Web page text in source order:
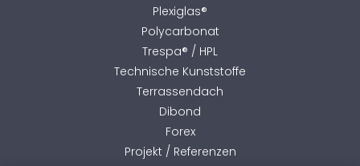
Plexiglas®
Polycarbonat
Trespa® / HPL
Technische Kunststoffe
Terrassendach
Dibond
Forex
Projekt / Referenzen